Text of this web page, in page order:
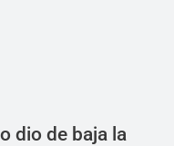
dio de baja la